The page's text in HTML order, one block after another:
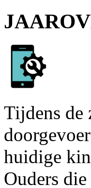
Tijdens de
huidige
Ouders